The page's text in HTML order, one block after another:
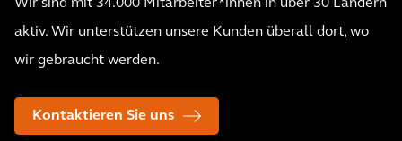
Wir sind mit 34.000 Mitarbeiter*innen in über 30 Ländern
aktiv. Wir unterstützen unsere Kunden überall dort, wo
wir gebraucht werden.
Kontaktieren Sie uns